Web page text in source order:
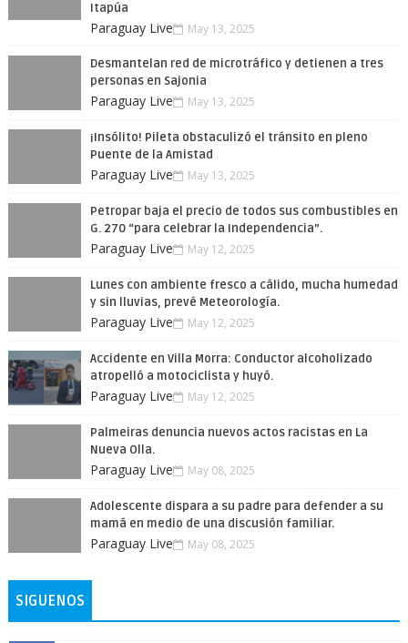
Itapúa
Paraguay Live May 13, 2025
Desmantelan red de microtráfico y detienen a tres
personas en Sajonia
Paraguay Live May 13, 2025
¡Insólito! Pileta obstaculizó el tránsito en pleno
Puente de la Amistad
Paraguay Live May 13, 2025
Petropar baja el precio de todos sus combustibles en
G. 270 “para celebrar la Independencia”.
Paraguay Live May 12, 2025
Lunes con ambiente fresco a cálido, mucha humedad
y sin lluvias, prevé Meteorología.
Paraguay Live May 12, 2025
Accidente en Villa Morra: Conductor alcoholizado
atropelló a motociclista y huyó.
Paraguay Live May 12, 2025
Palmeiras denuncia nuevos actos racistas en La
Nueva Olla.
Paraguay Live May 08, 2025
Adolescente dispara a su padre para defender a su
mamá en medio de una discusión familiar.
Paraguay Live May 08, 2025
SIGUENOS